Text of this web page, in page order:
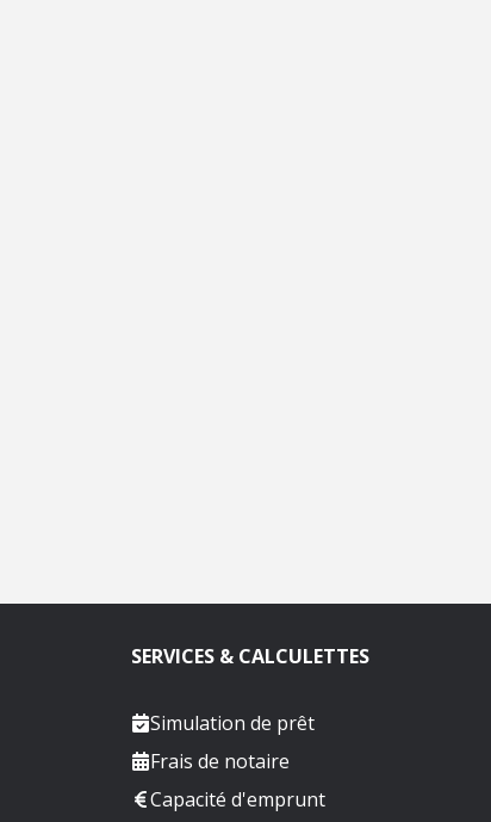
SERVICES & CALCULETTES
Simulation de prêt
Frais de notaire
Capacité d'emprunt